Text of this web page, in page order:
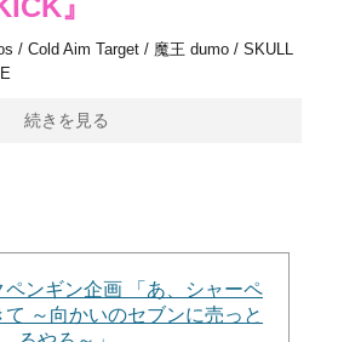
』
/ Cold Aim Target / 魔王 dumo / SKULL
続きを見る